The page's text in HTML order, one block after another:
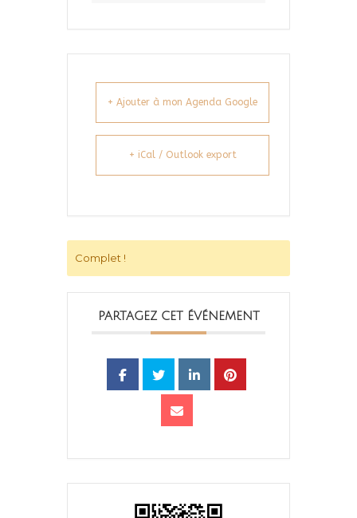
+ Ajouter à mon Agenda Google
+ iCal / Outlook export
Complet !
PARTAGEZ CET ÉVÉNEMENT